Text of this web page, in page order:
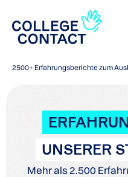
2500+ Erfahrungsberichte zum
UNSERER
Mehr als 2.500